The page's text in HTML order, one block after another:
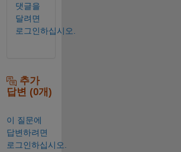
댓글을
달려면
로그인하십시오.
추가
답변 (0개)
이 질문에
답변하려면
로그인하십시오.